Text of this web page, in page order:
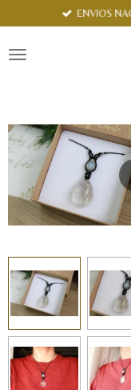
al
principal
ENVIOS